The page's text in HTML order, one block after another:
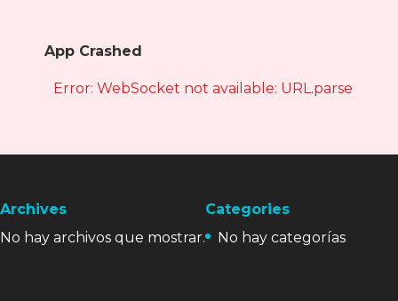
App Crashed
Error: WebSocket not available: URL.parse is
Archives
No hay archivos que mostrar.
Categories
No hay categorías